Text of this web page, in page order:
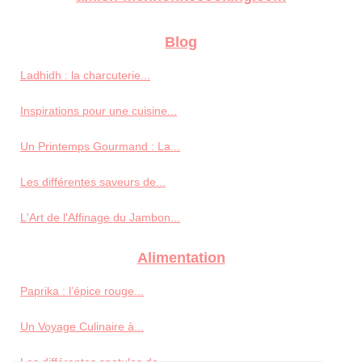
Blog
Ladhidh : la charcuterie...
Inspirations pour une cuisine...
Un Printemps Gourmand : La...
Les différentes saveurs de...
L'Art de l'Affinage du Jambon...
Alimentation
Paprika : l’épice rouge...
Un Voyage Culinaire à...